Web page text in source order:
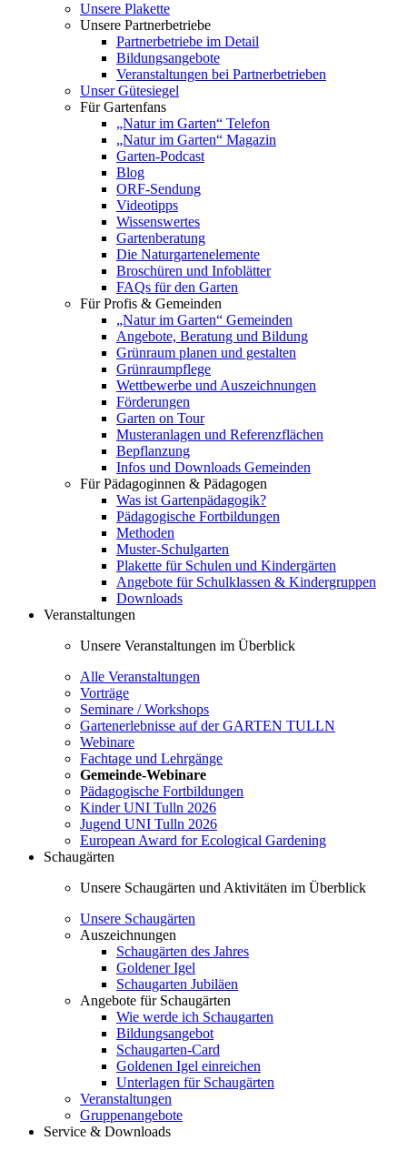
Unsere Plakette
Unsere Partnerbetriebe
Partnerbetriebe im Detail
Bildungsangebote
Veranstaltungen bei Partnerbetrieben
Unser Gütesiegel
Für Gartenfans
„Natur im Garten“ Telefon
„Natur im Garten“ Magazin
Garten-Podcast
Blog
ORF-Sendung
Videotipps
Wissenswertes
Gartenberatung
Die Naturgartenelemente
Broschüren und Infoblätter
FAQs für den Garten
Für Profis & Gemeinden
„Natur im Garten“ Gemeinden
Angebote, Beratung und Bildung
Grünraum planen und gestalten
Grünraumpflege
Wettbewerbe und Auszeichnungen
Förderungen
Garten on Tour
Musteranlagen und Referenzflächen
Bepflanzung
Infos und Downloads Gemeinden
Für Pädagoginnen & Pädagogen
Was ist Gartenpädagogik?
Pädagogische Fortbildungen
Methoden
Muster-Schulgarten
Plakette für Schulen und Kindergärten
Angebote für Schulklassen & Kindergruppen
Downloads
Veranstaltungen
Unsere Veranstaltungen im Überblick
Alle Veranstaltungen
Vorträge
Seminare / Workshops
Gartenerlebnisse auf der GARTEN TULLN
Webinare
Fachtage und Lehrgänge
Gemeinde-Webinare
Pädagogische Fortbildungen
Kinder UNI Tulln 2026
Jugend UNI Tulln 2026
European Award for Ecological Gardening
Schaugärten
Unsere Schaugärten und Aktivitäten im Überblick
Unsere Schaugärten
Auszeichnungen
Schaugärten des Jahres
Goldener Igel
Schaugarten Jubiläen
Angebote für Schaugärten
Wie werde ich Schaugarten
Bildungsangebot
Schaugarten-Card
Goldenen Igel einreichen
Unterlagen für Schaugärten
Veranstaltungen
Gruppenangebote
Service & Downloads